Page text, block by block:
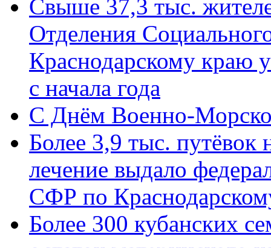
Свыше 37,3 тыс.
Отделения
Краснодарскому краю
с начала года
C Днём Военно-
Более 3,9 тыс. путёвок
лечение выдало
СФР по
Более 300 кубанских